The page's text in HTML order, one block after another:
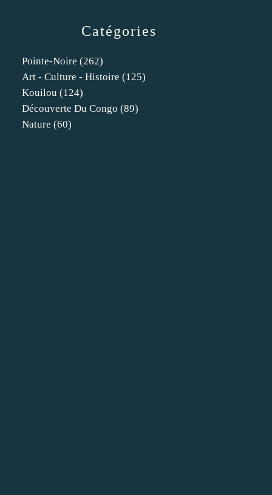
Catégories
Pointe-Noire (262)
Art - Culture - Histoire (125)
Kouilou (124)
Découverte Du Congo (89)
Nature (60)